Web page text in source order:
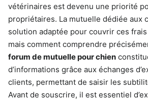
vétérinaires est devenu une priorité
propriétaires. La mutuelle dédiée aux
solution adaptée pour couvrir ces
mais comment comprendre
forum de mutuelle pour chien
d’informations grâce aux échanges
clients, permettant de saisir les
Avant de souscrire, il est essentiel